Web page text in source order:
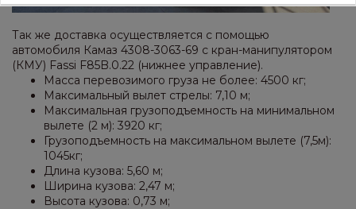
Так же доставка осуществляется с помощью
автомобиля Камаз 4308-3063-69 с кран-манипулятором
(КМУ) Fassi F85B.0.22 (нижнее управление).
Масса перевозимого груза не более: 4500 кг;
Максимальный вылет стрелы: 7,10 м;
Максимальная грузоподъемность на минимальном
вылете (2 м): 3920 кг;
Грузоподъемность на максимальном вылете (7,5м):
1045кг;
Длина кузова: 5,60 м;
Ширина кузова: 2,47 м;
Высота кузова: 0,73 м;